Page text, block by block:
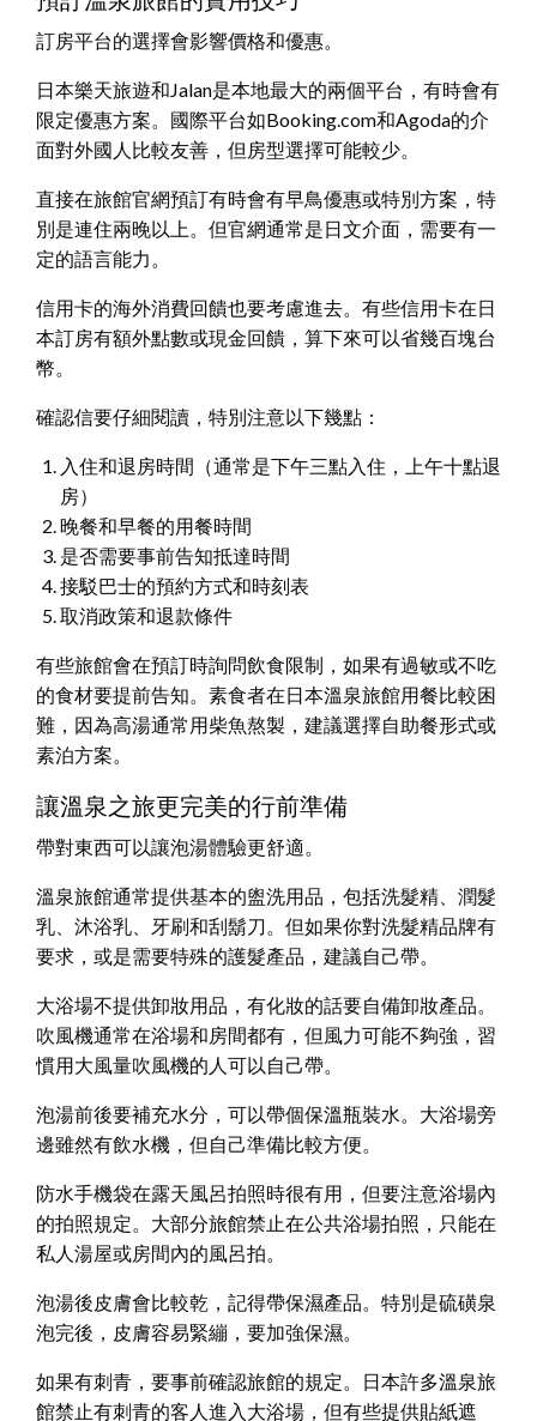
訂房平台的選擇會影響價格和優惠。
日本樂天旅遊和Jalan是本地最大的兩個平台，有時會有
限定優惠方案。國際平台如Booking.com和Agoda的介
面對外國人比較友善，但房型選擇可能較少。
直接在旅館官網預訂有時會有早鳥優惠或特別方案，特
別是連住兩晚以上。但官網通常是日文介面，需要有一
定的語言能力。
信用卡的海外消費回饋也要考慮進去。有些信用卡在日
本訂房有額外點數或現金回饋，算下來可以省幾百塊台
幣。
確認信要仔細閱讀，特別注意以下幾點：
入住和退房時間（通常是下午三點入住，上午十點退
房）
晚餐和早餐的用餐時間
是否需要事前告知抵達時間
接駁巴士的預約方式和時刻表
取消政策和退款條件
有些旅館會在預訂時詢問飲食限制，如果有過敏或不吃
的食材要提前告知。素食者在日本溫泉旅館用餐比較困
難，因為高湯通常用柴魚熬製，建議選擇自助餐形式或
素泊方案。
讓溫泉之旅更完美的行前準備
帶對東西可以讓泡湯體驗更舒適。
溫泉旅館通常提供基本的盥洗用品，包括洗髮精、潤髮
乳、沐浴乳、牙刷和刮鬍刀。但如果你對洗髮精品牌有
要求，或是需要特殊的護髮產品，建議自己帶。
大浴場不提供卸妝用品，有化妝的話要自備卸妝產品。
吹風機通常在浴場和房間都有，但風力可能不夠強，習
慣用大風量吹風機的人可以自己帶。
泡湯前後要補充水分，可以帶個保溫瓶裝水。大浴場旁
邊雖然有飲水機，但自己準備比較方便。
防水手機袋在露天風呂拍照時很有用，但要注意浴場內
的拍照規定。大部分旅館禁止在公共浴場拍照，只能在
私人湯屋或房間內的風呂拍。
泡湯後皮膚會比較乾，記得帶保濕產品。特別是硫磺泉
泡完後，皮膚容易緊繃，要加強保濕。
如果有刺青，要事前確認旅館的規定。日本許多溫泉旅
館禁止有刺青的客人進入大浴場，但有些提供貼紙遮